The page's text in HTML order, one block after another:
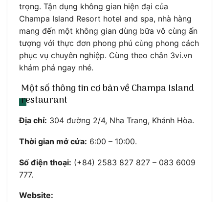
trọng. Tận dụng không gian hiện đại của
Champa Island Resort hotel and spa, nhà hàng
mang đến một không gian dùng bữa vô cùng ấn
tượng với thực đơn phong phú cùng phong cách
phục vụ chuyên nghiệp. Cùng theo chân 3vi.vn
khám phá ngay nhé.
Một số thông tin cơ bản về Champa Island
restaurant
Địa chỉ: 304 đường 2/4, Nha Trang, Khánh Hòa.
Thời gian mở cửa: 6:00 – 10:00.
Số điện thoại: (+84) 2583 827 827 – 083 6009
777.
Website: